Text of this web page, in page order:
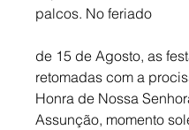
palcos. No feriado
de 15 de Agosto, as
retomadas com a
Honra de Nossa
Assunção, momento